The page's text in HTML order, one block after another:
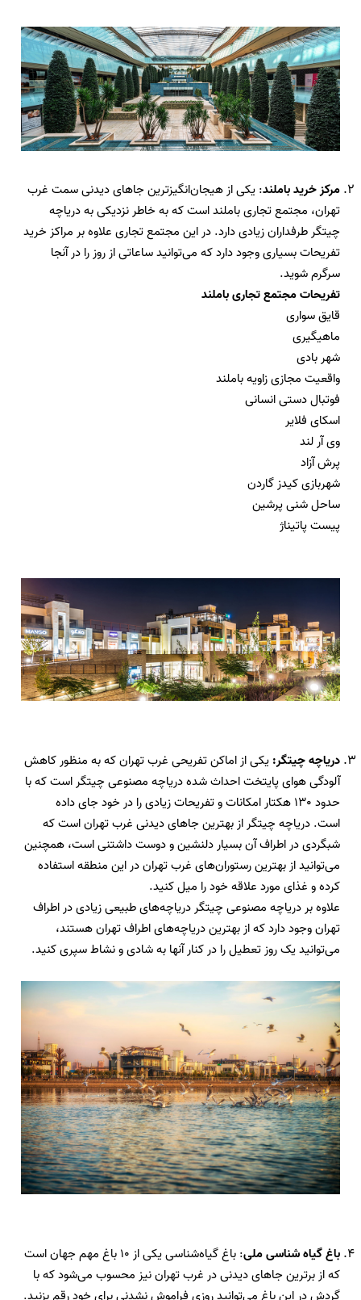
مرکز خرید باملند: یکی از هیجان‌انگیزترین جاهای دیدنی سمت غرب
تهران، مجتمع تجاری باملند است که به خاطر نزدیکی به دریاچه
چیتگر طرفداران زیادی دارد. در این مجتمع تجاری علاوه بر مراکز خرید
تفریحات بسیاری وجود دارد که می‌توانید ساعاتی از روز را در آنجا
سرگرم شوید.
تفریحات مجتمع تجاری باملند
قایق سواری
ماهیگیری
شهر بادی
واقعیت مجازی زاویه باملند
فوتبال دستی انسانی
اسکای فلایر
وی آر لند
پرش آزاد
شهربازی کیدز گاردن
ساحل شنی پرشین
پیست پاتیناژ
دریاچه چیتگر: یکی از اماکن تفریحی غرب تهران که به منظور کاهش
آلودگی هوای پایتخت احداث شده دریاچه مصنوعی چیتگر است که با
حدود 130 هکتار امکانات و تفریحات زیادی را در خود جای داده
است. دریاچه چیتگر از بهترین جاهای دیدنی غرب تهران است که
شبگردی در اطراف آن بسیار دلنشین و دوست داشتنی است، همچنین
می‌توانید از بهترین رستوران‌های غرب تهران در این منطقه استفاده
کرده و غذای مورد علاقه خود را میل کنید.
علاوه بر دریاچه مصنوعی چیتگر دریاچه‌های طبیعی زیادی در اطراف
تهران وجود دارد که از بهترین دریاچه‌های اطراف تهران هستند،
می‌توانید یک روز تعطیل را در کنار آنها به شادی و نشاط سپری کنید.
باغ گیاه شناسی ملی: باغ گیاه‌شناسی یکی از 10 باغ مهم جهان است
که از برترین جاهای دیدنی در غرب تهران نیز محسوب می‌شود که با
گردش در این باغ می‌توانید روزی فراموش نشدنی برای خود رقم بزنید.